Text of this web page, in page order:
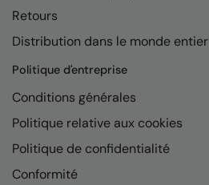
New Morning Studios
Nike
Nimbus
Nutshell
OGIO
Retours
Distribution dans le monde entier
Politique d'entreprise
Conditions générales
Politique relative aux cookies
Politique de confidentialité
Conformité